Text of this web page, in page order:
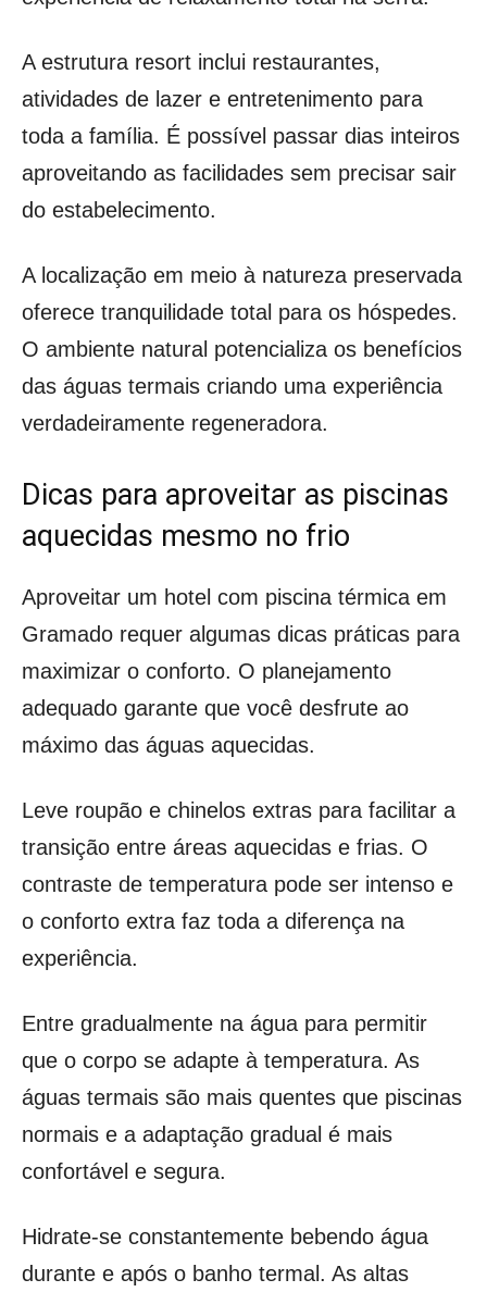
A estrutura resort inclui restaurantes,
atividades de lazer e entretenimento para
toda a família. É possível passar dias inteiros
aproveitando as facilidades sem precisar sair
do estabelecimento.
A localização em meio à natureza preservada
oferece tranquilidade total para os hóspedes.
O ambiente natural potencializa os benefícios
das águas termais criando uma experiência
verdadeiramente regeneradora.
Dicas para aproveitar as piscinas
aquecidas mesmo no frio
Aproveitar um hotel com piscina térmica em
Gramado requer algumas dicas práticas para
maximizar o conforto. O planejamento
adequado garante que você desfrute ao
máximo das águas aquecidas.
Leve roupão e chinelos extras para facilitar a
transição entre áreas aquecidas e frias. O
contraste de temperatura pode ser intenso e
o conforto extra faz toda a diferença na
experiência.
Entre gradualmente na água para permitir
que o corpo se adapte à temperatura. As
águas termais são mais quentes que piscinas
normais e a adaptação gradual é mais
confortável e segura.
Hidrate-se constantemente bebendo água
durante e após o banho termal. As altas